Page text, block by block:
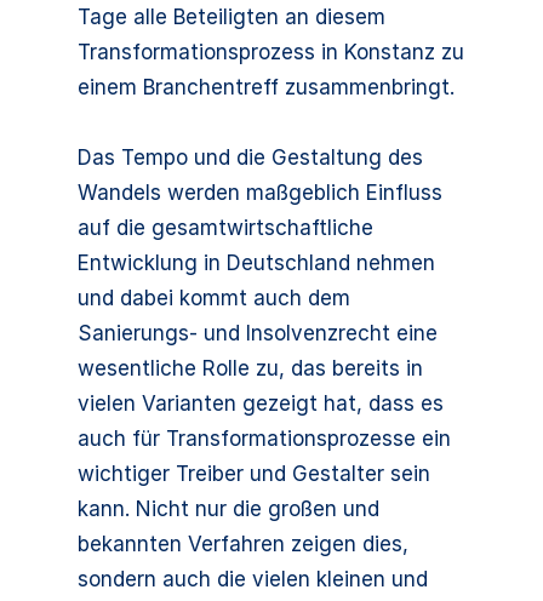
Tage alle Beteiligten an diesem
Transformationsprozess in Konstanz zu
einem Branchentreff zusammenbringt.
Das Tempo und die Gestaltung des
Wandels werden maßgeblich Einfluss
auf die gesamtwirtschaftliche
Entwicklung in Deutschland nehmen
und dabei kommt auch dem
Sanierungs- und Insolvenzrecht eine
wesentliche Rolle zu, das bereits in
vielen Varianten gezeigt hat, dass es
auch für Transformationsprozesse ein
wichtiger Treiber und Gestalter sein
kann. Nicht nur die großen und
bekannten Verfahren zeigen dies,
sondern auch die vielen kleinen und